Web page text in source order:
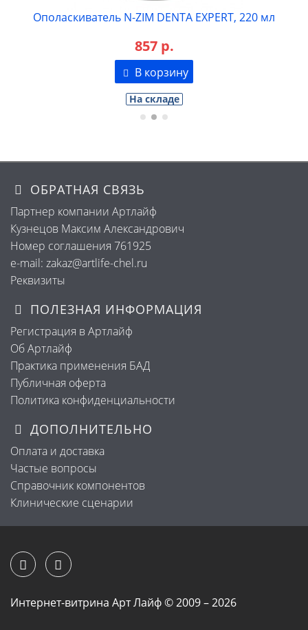
Ополаскиватель N-ZIM DENTA EXPERT, 220 мл
857 р.
В корзину
На складе
ОБРАТНАЯ СВЯЗЬ
Партнер компании Артлайф
Кузнецов Максим Александрович
Номер соглашения 761925
e-mail: zakaz@artlife-chel.ru
Реквизиты
ПОЛЕЗНАЯ ИНФОРМАЦИЯ
Регистрация в Артлайф
Об Артлайф
Практика применения БАД
Публичная оферта
Политика конфиденциальности
ДОПОЛНИТЕЛЬНО
Оплата и доставка
Частые вопросы
Справочник компонентов
Клинические сценарии
Интернет-витрина Арт Лайф © 2009 – 2026